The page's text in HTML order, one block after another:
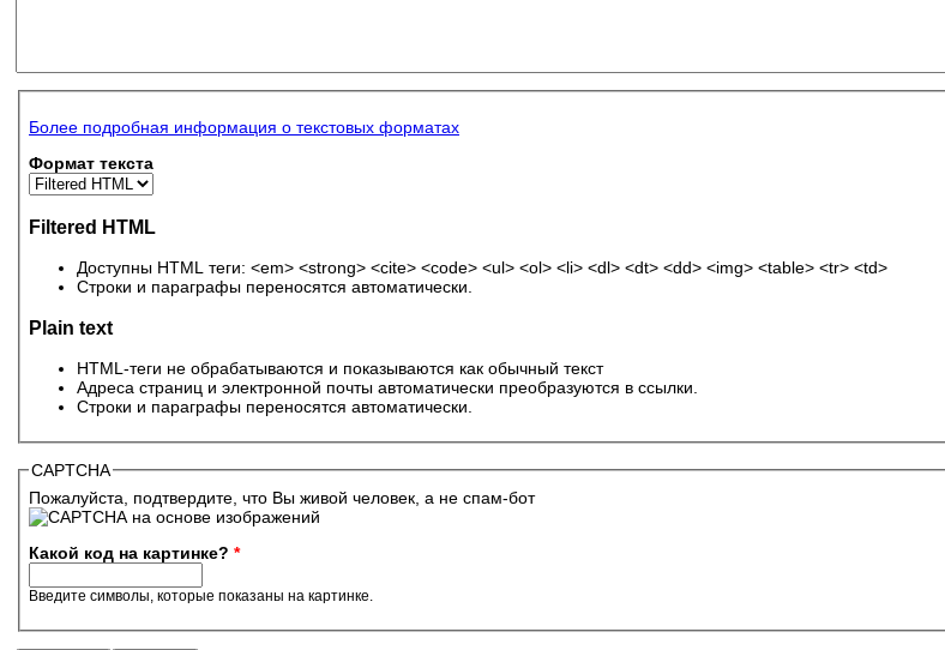
Более подробная информация о текстовых форматах
Формат текста
Filtered HTML
Доступны HTML теги: <em> <strong> <cite> <code> <ul> <ol> <li> <dl> <dt> <dd> <img> <table> <tr> <td>
Строки и параграфы переносятся автоматически.
Plain text
HTML-теги не обрабатываются и показываются как обычный текст
Адреса страниц и электронной почты автоматически преобразуются в ссылки.
Строки и параграфы переносятся автоматически.
CAPTCHA
Пожалуйста, подтвердите, что Вы живой человек, а не спам-бот
Какой код на картинке? *
Введите символы, которые показаны на картинке.